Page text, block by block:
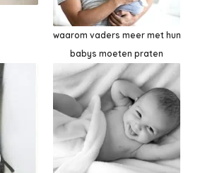
waarom vaders meer met hun
babys moeten praten